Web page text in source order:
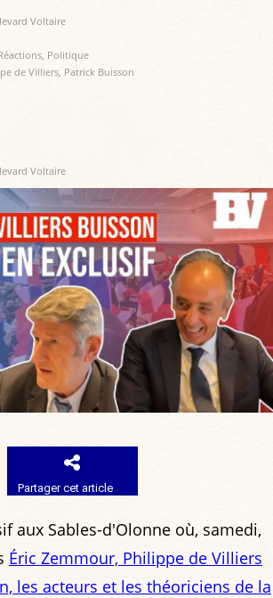
Voltaire
, Politique
de Villiers, Patrick Buisson
Voltaire
Partager cet article
aux Sables-d'Olonne où, samedi,
Éric Zemmour, Philippe de Villiers
les acteurs et les théoriciens de la